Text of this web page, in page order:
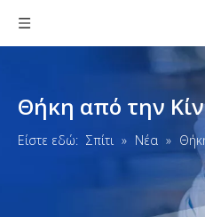
Θήκη από την
Είστε εδώ: Σπίτι » Νέα »